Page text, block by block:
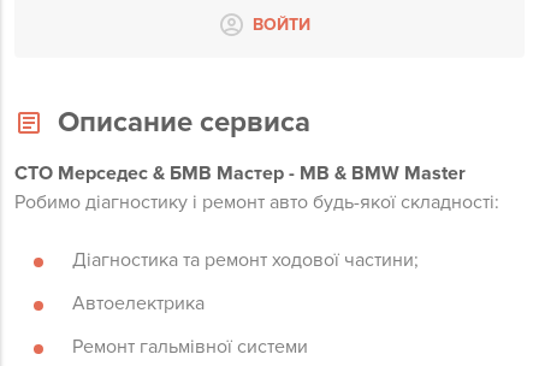
ВОЙТИ
Описание сервиса
СТО Мерседес & БМВ Мастер - MB & BMW Master
Робимо діагностику і ремонт авто будь-якої складності:
Діагностика та ремонт ходової частини;
Автоелектрика
Ремонт гальмівної системи